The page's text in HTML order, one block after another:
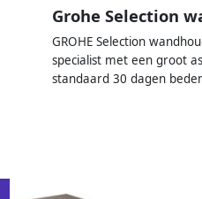
Grohe Selection
GROHE Selection
specialist met een groot
standaard 30 dagen